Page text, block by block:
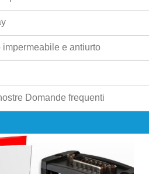
e antiurto
Domande frequenti